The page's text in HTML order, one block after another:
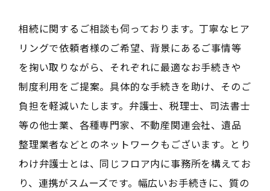
相続に関するご相談も伺っております。丁寧なヒア
リングで依頼者様のご希望、背景にあるご事情等
を掬い取りながら、それぞれに最適なお手続きや
制度利用をご提案。具体的な手続きを助け、そのご
負担を軽減いたします。弁護士、税理士、司法書士
等の他士業、各種専門家、不動産関連会社、遺品
整理業者などとのネットワークもございます。とり
わけ弁護士とは、同じフロア内に事務所を構えてお
り、連携がスムーズです。幅広いお手続きに、質の